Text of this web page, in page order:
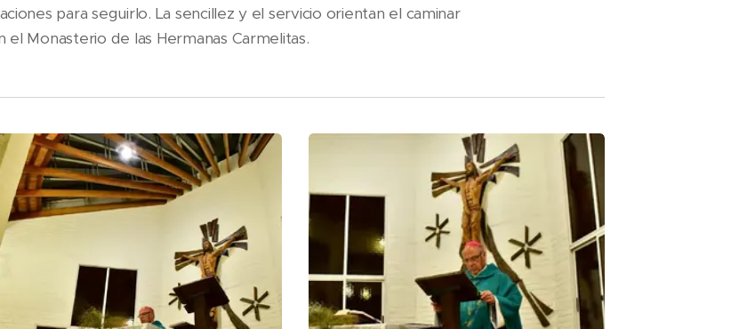
para seguirlo. La sencillez y el servicio orientan el caminar
el Monasterio de las Hermanas Carmelitas.